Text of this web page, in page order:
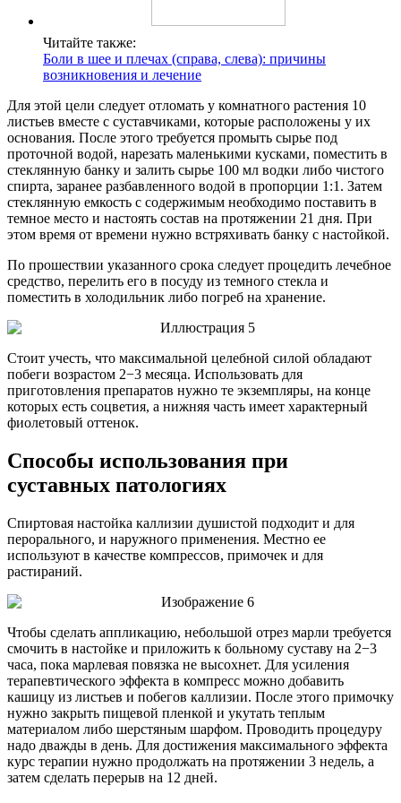
Читайте также:
Боли в шее и плечах (справа, слева): причины
возникновения и лечение
Для этой цели следует отломать у комнатного растения 10
листьев вместе с суставчиками, которые расположены у их
основания. После этого требуется промыть сырье под
проточной водой, нарезать маленькими кусками, поместить в
стеклянную банку и залить сырье 100 мл водки либо чистого
спирта, заранее разбавленного водой в пропорции 1:1. Затем
стеклянную емкость с содержимым необходимо поставить в
темное место и настоять состав на протяжении 21 дня. При
этом время от времени нужно встряхивать банку с настойкой.
По прошествии указанного срока следует процедить лечебное
средство, перелить его в посуду из темного стекла и
поместить в холодильник либо погреб на хранение.
Стоит учесть, что максимальной целебной силой обладают
побеги возрастом 2−3 месяца. Использовать для
приготовления препаратов нужно те экземпляры, на конце
которых есть соцветия, а нижняя часть имеет характерный
фиолетовый оттенок.
Способы использования при
суставных патологиях
Спиртовая настойка каллизии душистой подходит и для
перорального, и наружного применения. Местно ее
используют в качестве компрессов, примочек и для
растираний.
Чтобы сделать аппликацию, небольшой отрез марли требуется
смочить в настойке и приложить к больному суставу на 2−3
часа, пока марлевая повязка не высохнет. Для усиления
терапевтического эффекта в компресс можно добавить
кашицу из листьев и побегов каллизии. После этого примочку
нужно закрыть пищевой пленкой и укутать теплым
материалом либо шерстяным шарфом. Проводить процедуру
надо дважды в день. Для достижения максимального эффекта
курс терапии нужно продолжать на протяжении 3 недель, а
затем сделать перерыв на 12 дней.